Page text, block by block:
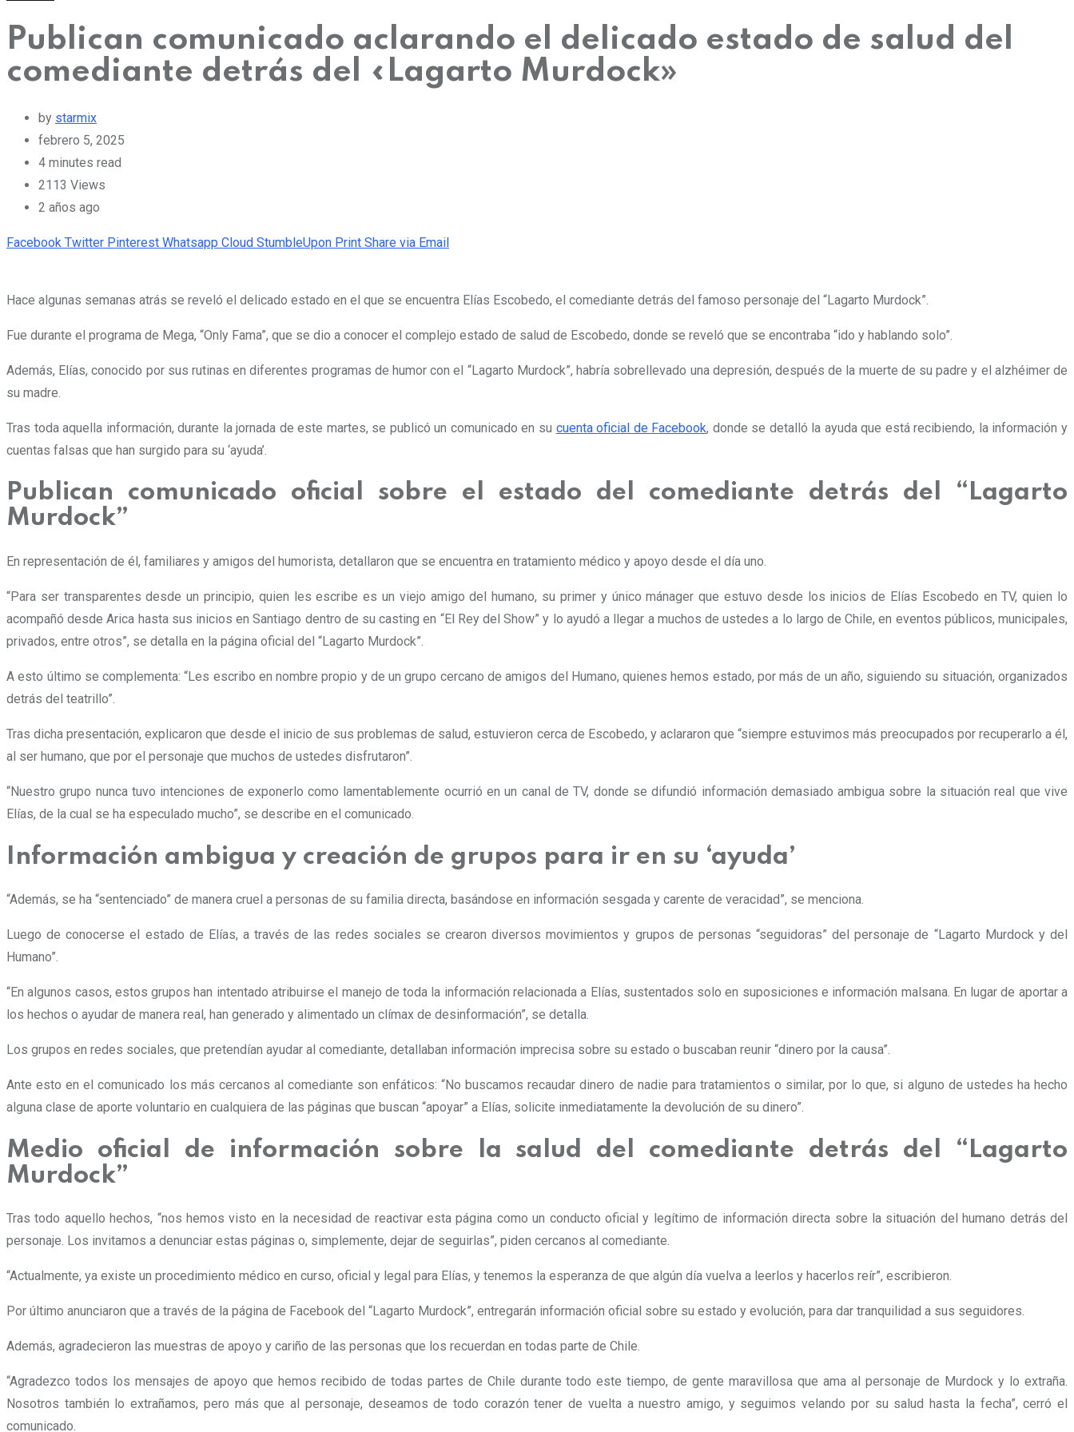
Publican comunicado aclarando el delicado estado de salud del
comediante detrás del «Lagarto Murdock»
by starmix
febrero 5, 2025
4 minutes read
2113 Views
2 años ago
Facebook Twitter Pinterest Whatsapp Cloud StumbleUpon Print Share via Email
Hace algunas semanas atrás se reveló el delicado estado en el que se encuentra Elías Escobedo, el comediante detrás del famoso personaje del “Lagarto Murdock”.
Fue durante el programa de Mega, “Only Fama”, que se dio a conocer el complejo estado de salud de Escobedo, donde se reveló que se encontraba “ido y hablando solo”.
Además, Elías, conocido por sus rutinas en diferentes programas de humor con el “Lagarto Murdock”, habría sobrellevado una depresión, después de la muerte de su padre y el alzhéimer de
su madre.
Tras toda aquella información, durante la jornada de este martes, se publicó un comunicado en su cuenta oficial de Facebook, donde se detalló la ayuda que está recibiendo, la información y
cuentas falsas que han surgido para su ‘ayuda’.
Publican comunicado oficial sobre el estado del comediante detrás del “Lagarto
Murdock”
En representación de él, familiares y amigos del humorista, detallaron que se encuentra en tratamiento médico y apoyo desde el día uno.
“Para ser transparentes desde un principio, quien les escribe es un viejo amigo del humano, su primer y único mánager que estuvo desde los inicios de Elías Escobedo en TV, quien lo
acompañó desde Arica hasta sus inicios en Santiago dentro de su casting en “El Rey del Show” y lo ayudó a llegar a muchos de ustedes a lo largo de Chile, en eventos públicos, municipales,
privados, entre otros”, se detalla en la página oficial del “Lagarto Murdock”.
A esto último se complementa: “Les escribo en nombre propio y de un grupo cercano de amigos del Humano, quienes hemos estado, por más de un año, siguiendo su situación, organizados
detrás del teatrillo”.
Tras dicha presentación, explicaron que desde el inicio de sus problemas de salud, estuvieron cerca de Escobedo, y aclararon que “siempre estuvimos más preocupados por recuperarlo a él,
al ser humano, que por el personaje que muchos de ustedes disfrutaron”.
“Nuestro grupo nunca tuvo intenciones de exponerlo como lamentablemente ocurrió en un canal de TV, donde se difundió información demasiado ambigua sobre la situación real que vive
Elías, de la cual se ha especulado mucho”, se describe en el comunicado.
Información ambigua y creación de grupos para ir en su ‘ayuda’
“Además, se ha “sentenciado” de manera cruel a personas de su familia directa, basándose en información sesgada y carente de veracidad”, se menciona.
Luego de conocerse el estado de Elías, a través de las redes sociales se crearon diversos movimientos y grupos de personas “seguidoras” del personaje de “Lagarto Murdock y del
Humano”.
“En algunos casos, estos grupos han intentado atribuirse el manejo de toda la información relacionada a Elías, sustentados solo en suposiciones e información malsana. En lugar de aportar a
los hechos o ayudar de manera real, han generado y alimentado un clímax de desinformación”, se detalla.
Los grupos en redes sociales, que pretendían ayudar al comediante, detallaban información imprecisa sobre su estado o buscaban reunir “dinero por la causa”.
Ante esto en el comunicado los más cercanos al comediante son enfáticos: “No buscamos recaudar dinero de nadie para tratamientos o similar, por lo que, si alguno de ustedes ha hecho
alguna clase de aporte voluntario en cualquiera de las páginas que buscan “apoyar” a Elías, solicite inmediatamente la devolución de su dinero”.
Medio oficial de información sobre la salud del comediante detrás del “Lagarto
Murdock”
Tras todo aquello hechos, “nos hemos visto en la necesidad de reactivar esta página como un conducto oficial y legítimo de información directa sobre la situación del humano detrás del
personaje. Los invitamos a denunciar estas páginas o, simplemente, dejar de seguirlas”, piden cercanos al comediante.
“Actualmente, ya existe un procedimiento médico en curso, oficial y legal para Elías, y tenemos la esperanza de que algún día vuelva a leerlos y hacerlos reír”, escribieron.
Por último anunciaron que a través de la página de Facebook del “Lagarto Murdock”, entregarán información oficial sobre su estado y evolución, para dar tranquilidad a sus seguidores.
Además, agradecieron las muestras de apoyo y cariño de las personas que los recuerdan en todas parte de Chile.
“Agradezco todos los mensajes de apoyo que hemos recibido de todas partes de Chile durante todo este tiempo, de gente maravillosa que ama al personaje de Murdock y lo extraña.
Nosotros también lo extrañamos, pero más que al personaje, deseamos de todo corazón tener de vuelta a nuestro amigo, y seguimos velando por su salud hasta la fecha”, cerró el
comunicado.